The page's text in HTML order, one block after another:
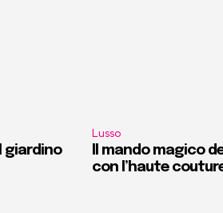
giardino
Lusso
Il mando magico
con l’haute